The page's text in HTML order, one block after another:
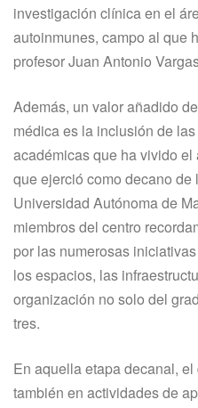
investigación clínica en el
autoinmunes, campo al que
profesor Juan Antonio
Además, un valor añadido
médica es la inclusión de
académicas que ha vivido
que ejerció como decano
Universidad Autónoma de
miembros del centro
por las numerosas
los espacios, las
organización no solo del
tres.
En aquella etapa decanal,
también en actividades de